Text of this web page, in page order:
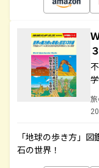
「地球の歩き方」
石の世界！